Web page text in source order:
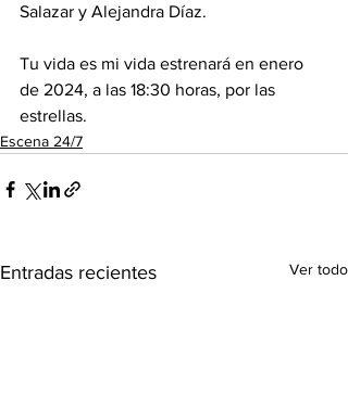
Salazar y Alejandra Díaz.
Tu vida es mi vida estrenará en enero
de 2024, a las 18:30 horas, por las
estrellas.
Escena 24/7
Entradas recientes Ver todo